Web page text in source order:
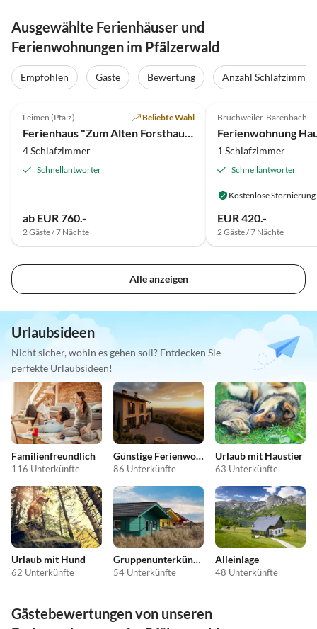
Ausgewählte Ferienhäuser und
Ferienwohnungen im Pfälzerwald
Empfohlen Gäste Bewertung Anzahl Schlafzimmer
Leimen (Pfalz) Beliebte Wahl
4 Schlafzimmer
Schnellantworter
ab EUR 760.-
2 Gäste / 7 Nächte
Bruchweiler-Bärenbach
1 Schlafzimmer
Schnellantworter
Kostenlose Stornierung
EUR 420.-
2 Gäste / 7 Nächte
Alle anzeigen
Urlaubsideen
Nicht sicher, wohin es gehen soll? Entdecken Sie
perfekte Urlaubsideen!
Familienfreundlich
116 Unterkünfte
Günstige Ferienwohnungen
86 Unterkünfte
Urlaub mit Haustier
63 Unterkünfte
Urlaub mit Hund
62 Unterkünfte
Gruppenunterkünfte
54 Unterkünfte
Alleinlage
48 Unterkünfte
Gästebewertungen von unseren